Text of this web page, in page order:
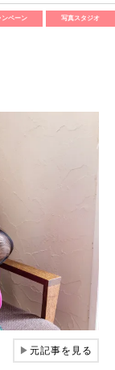
ンペーン 写真スタジオ
▶元記事を見る